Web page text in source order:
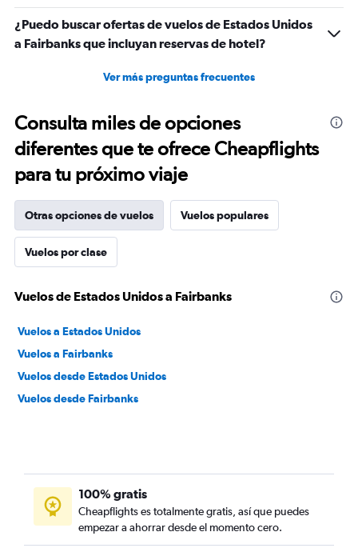
¿Puedo buscar ofertas de vuelos de Estados Unidos
a Fairbanks que incluyan reservas de hotel?
Ver más preguntas frecuentes
Consulta miles de opciones
diferentes que te ofrece Cheapflights
para tu próximo viaje
Otras opciones de vuelos Vuelos populares
Vuelos por clase
Vuelos de Estados Unidos a Fairbanks
Vuelos a Estados Unidos
Vuelos a Fairbanks
Vuelos desde Estados Unidos
Vuelos desde Fairbanks
100% gratis
Cheapflights es totalmente gratis, así que puedes
empezar a ahorrar desde el momento cero.